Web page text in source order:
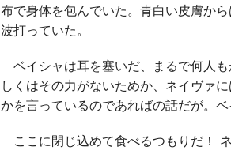
布で身体を包んでいた。青白い皮膚か
波打っていた。
ベイシャは耳を塞いだ、まるで何人
しくはその力がないためか、ネイヴァ
かを言っているのであればの話だが。
ここに閉じ込めて食べるつもりだ！